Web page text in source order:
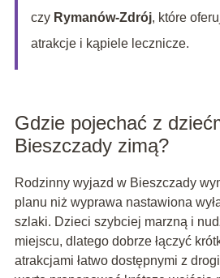
czy Rymanów-Zdrój, które
atrakcje i kąpiele lecznicze.
Gdzie pojechać z
Bieszczady zimą?
Rodzinny wyjazd w Bieszczady
planu niż wyprawa nastawiona
szlaki. Dzieci szybciej marzną i
miejscu, dlatego dobrze łączyć
atrakcjami łatwo dostępnymi z